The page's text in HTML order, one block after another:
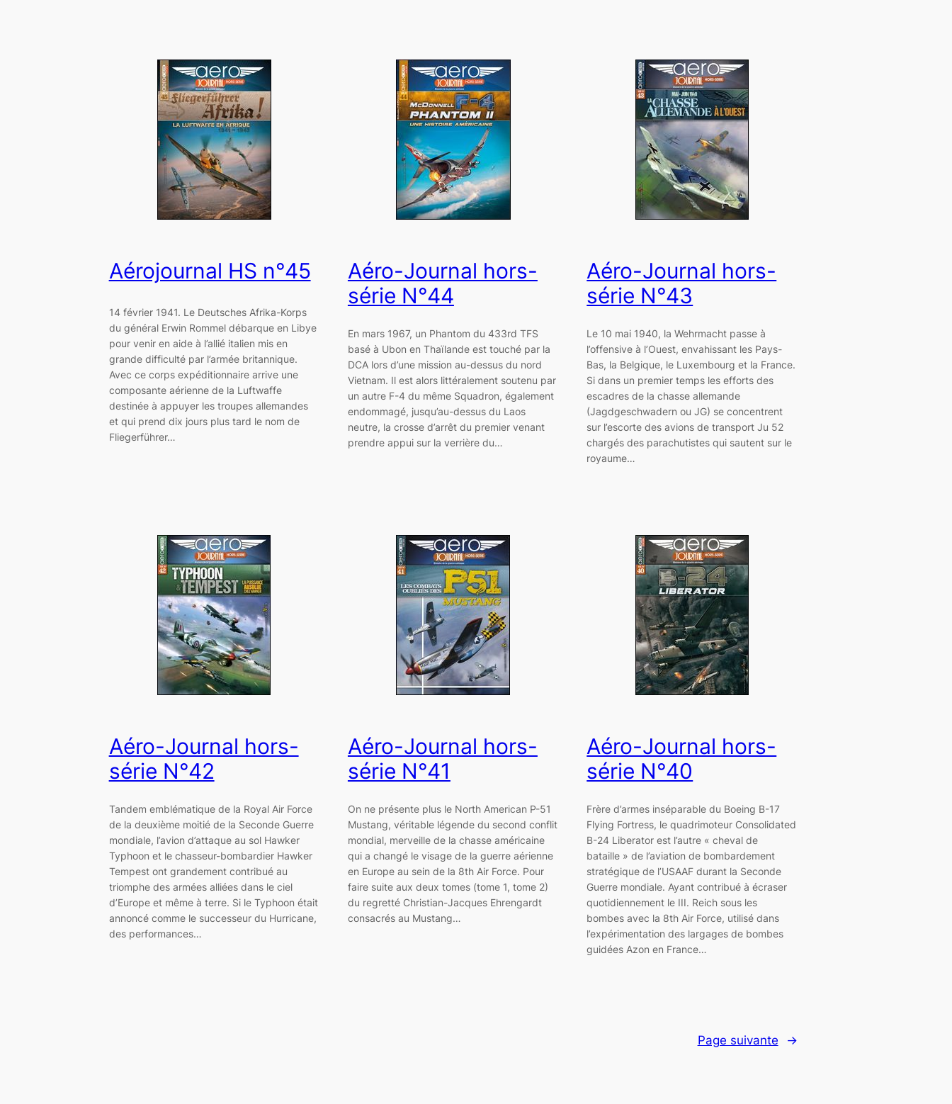
Aérojournal HS n°45
14 février 1941. Le Deutsches Afrika-Korps
du général Erwin Rommel débarque en Libye
pour venir en aide à l’allié italien mis en
grande difficulté par l’armée britannique.
Avec ce corps expéditionnaire arrive une
composante aérienne de la Luftwaffe
destinée à appuyer les troupes allemandes
et qui prend dix jours plus tard le nom de
Fliegerführer…
Aéro-Journal hors-
série N°44
En mars 1967, un Phantom du 433rd TFS
basé à Ubon en Thaïlande est touché par la
DCA lors d’une mission au-dessus du nord
Vietnam. Il est alors littéralement soutenu par
un autre F-4 du même Squadron, également
endommagé, jusqu’au-dessus du Laos
neutre, la crosse d’arrêt du premier venant
prendre appui sur la verrière du…
Aéro-Journal hors-
série N°43
Le 10 mai 1940, la Wehrmacht passe à
l’offensive à l’Ouest, envahissant les Pays-
Bas, la Belgique, le Luxembourg et la France.
Si dans un premier temps les efforts des
escadres de la chasse allemande
(Jagdgeschwadern ou JG) se concentrent
sur l’escorte des avions de transport Ju 52
chargés des parachutistes qui sautent sur le
royaume…
Aéro-Journal hors-
série N°42
Tandem emblématique de la Royal Air Force
de la deuxième moitié de la Seconde Guerre
mondiale, l’avion d’attaque au sol Hawker
Typhoon et le chasseur-bombardier Hawker
Tempest ont grandement contribué au
triomphe des armées alliées dans le ciel
d’Europe et même à terre. Si le Typhoon était
annoncé comme le successeur du Hurricane,
des performances…
Aéro-Journal hors-
série N°41
On ne présente plus le North American P-51
Mustang, véritable légende du second conflit
mondial, merveille de la chasse américaine
qui a changé le visage de la guerre aérienne
en Europe au sein de la 8th Air Force. Pour
faire suite aux deux tomes (tome 1, tome 2)
du regretté Christian-Jacques Ehrengardt
consacrés au Mustang…
Aéro-Journal hors-
série N°40
Frère d’armes inséparable du Boeing B-17
Flying Fortress, le quadrimoteur Consolidated
B-24 Liberator est l’autre « cheval de
bataille » de l’aviation de bombardement
stratégique de l’USAAF durant la Seconde
Guerre mondiale. Ayant contribué à écraser
quotidiennement le III. Reich sous les
bombes avec la 8th Air Force, utilisé dans
l’expérimentation des largages de bombes
guidées Azon en France…
Page suivante →